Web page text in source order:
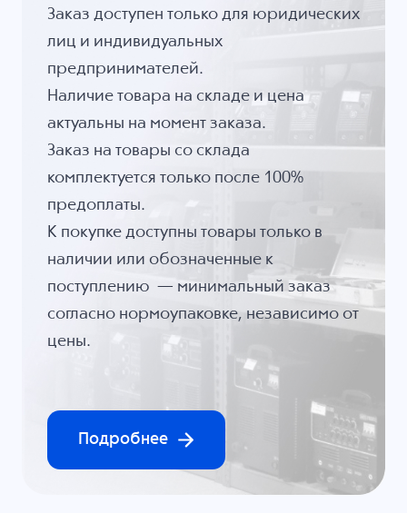
Заказ доступен только для юридических
лиц и индивидуальных
предпринимателей.
Наличие товара на складе и цена
актуальны на момент заказа.
Заказ на товары со склада
комплектуется только после 100%
предоплаты.
К покупке доступны товары только в
наличии или обозначенные к
поступлению — минимальный заказ
согласно нормоупаковке, независимо от
цены.
Подробнее